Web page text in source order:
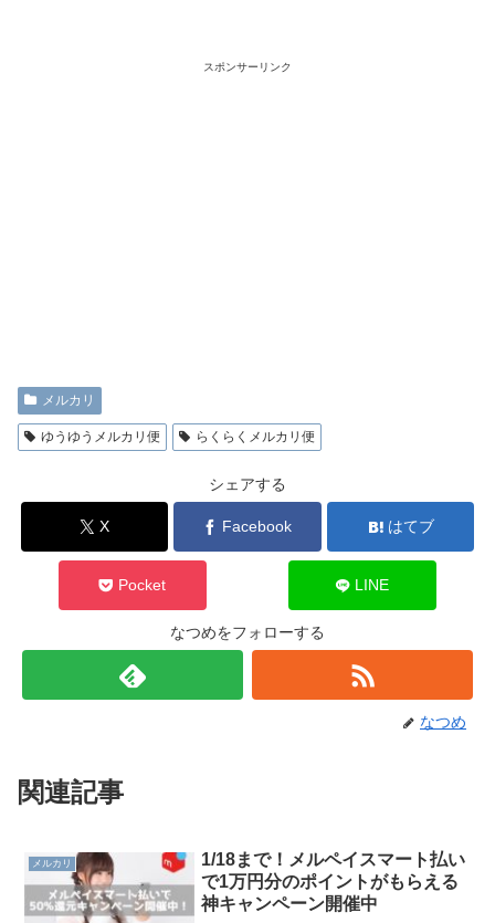
スポンサーリンク
メルカリ
ゆうゆうメルカリ便 らくらくメルカリ便
シェアする
X Facebook はてブ
Pocket LINE
なつめをフォローする
なつめ
関連記事
メルカリ
1/18まで！メルペイスマート払い
で1万円分のポイントがもらえる
神キャンペーン開催中